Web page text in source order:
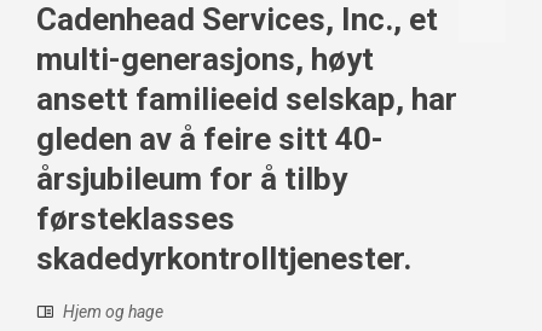
Cadenhead Services, Inc., et
multi-generasjons, høyt
ansett familieeid selskap, har
gleden av å feire sitt 40-
årsjubileum for å tilby
førsteklasses
skadedyrkontrolltjenester.
Hjem og hage